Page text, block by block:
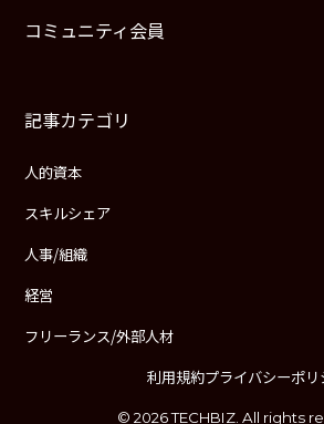
コミュニティ会員
記事カテゴリ
人的資本
スキルシェア
人事/組織
経営
フリーランス/外部人材
利用規約プライバシーポリ
© 2026 TECHBIZ. All rights